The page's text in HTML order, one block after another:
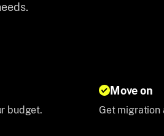
budget.
Move on
Get migration